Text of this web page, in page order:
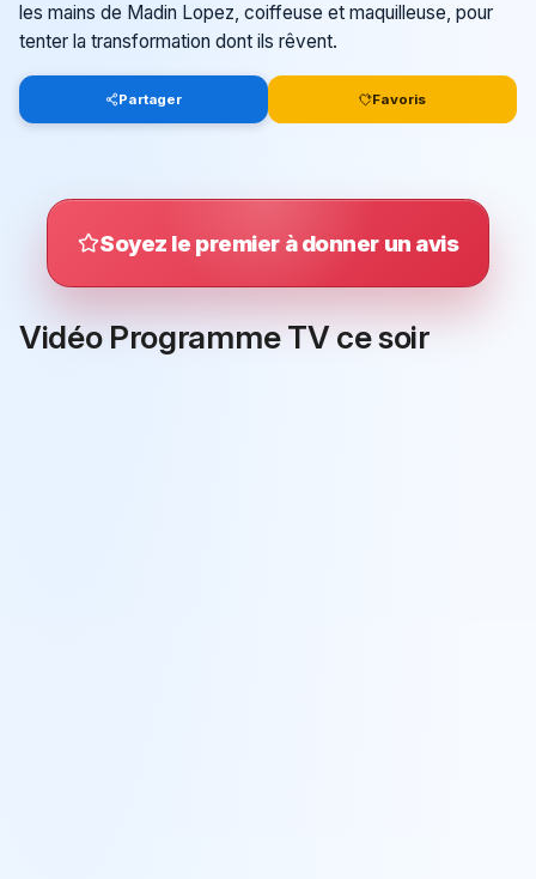
les mains de Madin Lopez, coiffeuse et maquilleuse, pour
tenter la transformation dont ils rêvent.
Partager Favoris
Soyez le premier à donner un avis
Vidéo Programme TV ce soir